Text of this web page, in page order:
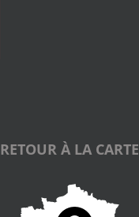
RETOUR À LA CARTE